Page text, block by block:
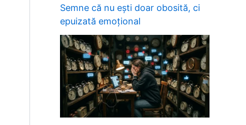
Semne că nu ești doar obosită, ci
epuizată emoțional